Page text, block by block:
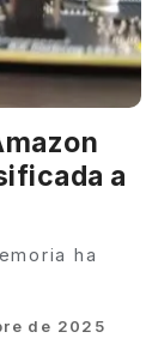
a
ha
de 2025